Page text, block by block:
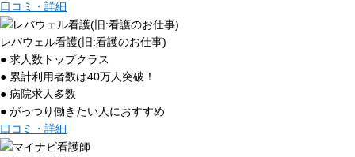
口コミ・詳細
レバウェル看護(旧:看護のお仕事)
● 求人数トップクラス
● 累計利用者数は40万人突破！
● 病院求人多数
● がっつり働きたい人におすすめ
口コミ・詳細